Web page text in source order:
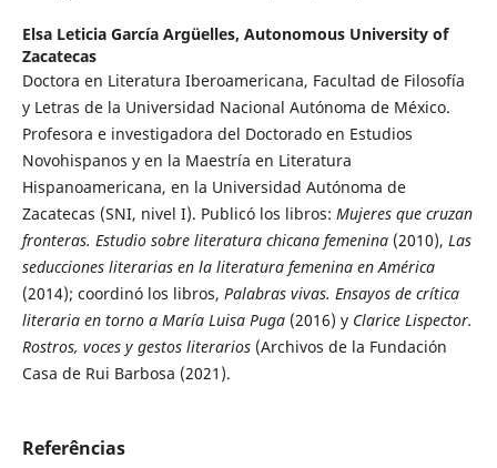
Elsa Leticia García Argüelles, Autonomous University of
Zacatecas
Doctora en Literatura Iberoamericana, Facultad de Filosofía
y Letras de la Universidad Nacional Autónoma de México.
Profesora e investigadora del Doctorado en Estudios
Novohispanos y en la Maestría en Literatura
Hispanoamericana, en la Universidad Autónoma de
Zacatecas (SNI, nivel I). Publicó los libros: Mujeres que cruzan
fronteras. Estudio sobre literatura chicana femenina(2010), Las
seducciones literarias en la literatura femenina en América
(2014); coordinó los libros, Palabras vivas. Ensayos de crítica
literaria en torno a María Luisa Puga(2016) y Clarice Lispector.
Rostros, voces y gestos literarios(Archivos de la Fundación
Casa de Rui Barbosa (2021).
Referências